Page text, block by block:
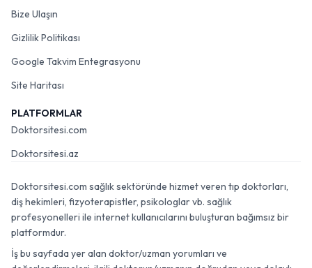
Bize Ulaşın
Gizlilik Politikası
Google Takvim Entegrasyonu
Site Haritası
PLATFORMLAR
Doktorsitesi.com
Doktorsitesi.az
Doktorsitesi.com sağlık sektöründe hizmet veren tıp doktorları,
diş hekimleri, fizyoterapistler, psikologlar vb. sağlık
profesyonelleri ile internet kullanıcılarını buluşturan bağımsız bir
platformdur.
İş bu sayfada yer alan doktor/uzman yorumları ve